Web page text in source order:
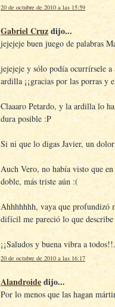
20 de octubre de 2010 a las 15:59
Gabriel Cruzdijo...
jejejeje buen juego de palabras
jejejeje y sólo podía ocurrírsele
ardilla ¡¡gracias por las porras y
Claaaro Petardo, y la ardilla lo
dura posible :P
Si ni que lo digas Javier, un
Auch Vero, no había visto que
doble, más triste aún :(
Ahhhhhhh, vaya que profundizó
difícil me pareció lo que
¡¡Saludos y buena vibra a
20 de octubre de 2010 a las 16:17
Alandroidedijo...
Por lo menos que las hagan